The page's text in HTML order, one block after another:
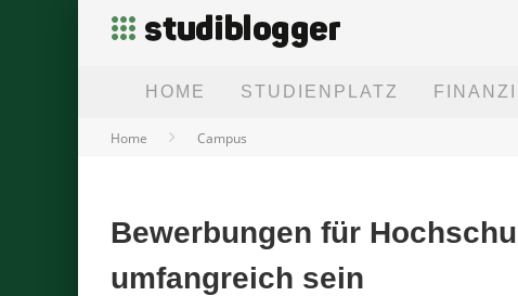
HOME STUDIENPLATZ
Home Campus
Bewerbungen für
umfangreich sein